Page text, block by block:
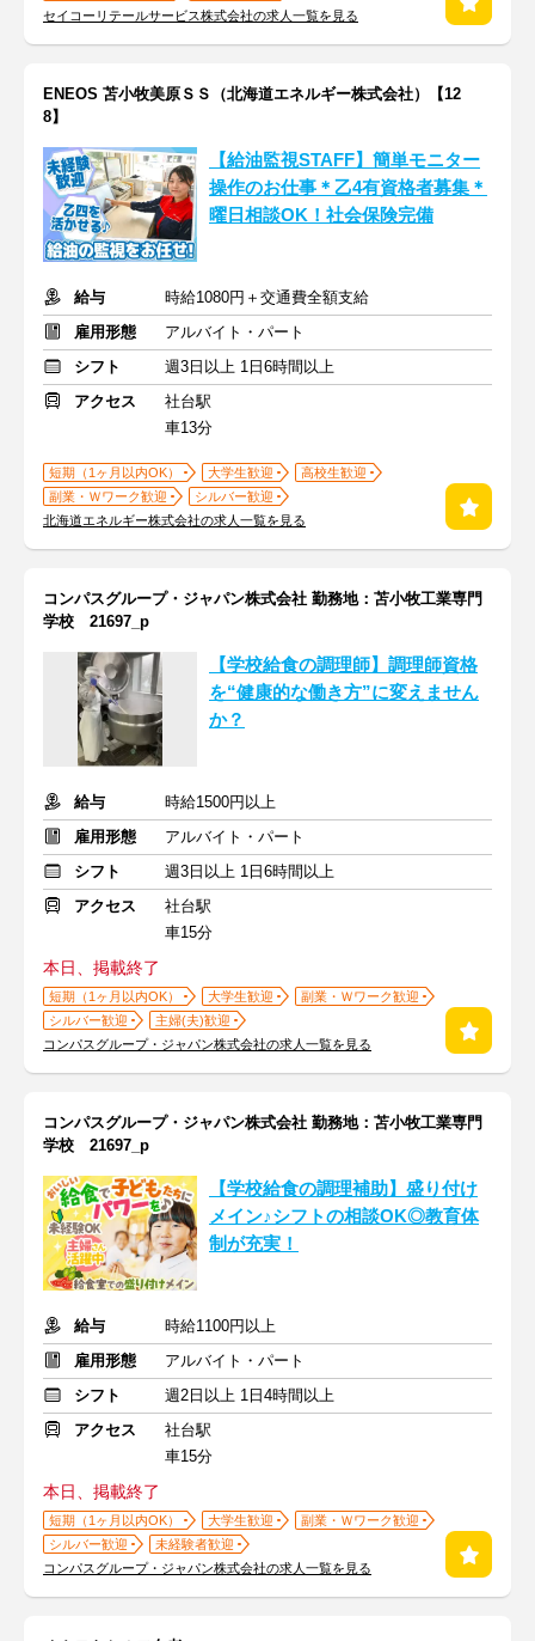
セイコーリテールサービス株式会社の求人一覧を見る
ENEOS 苫小牧美原ＳＳ（北海道エネルギー株式会社）【12
8】
【給油監視STAFF】簡単モニター
操作のお仕事＊乙4有資格者募集＊
曜日相談OK！社会保険完備
給与
時給1080円＋交通費全額支給
雇用形態
アルバイト・パート
シフト
週3日以上 1日6時間以上
アクセス
社台駅
車13分
短期（1ヶ月以内OK） 大学生歓迎
高校生歓迎
副業・Ｗワーク歓迎
シルバー歓迎
北海道エネルギー株式会社の求人一覧を見る
コンパスグループ・ジャパン株式会社 勤務地：苫小牧工業専門
学校 21697_p
【学校給食の調理師】調理師資格
を“健康的な働き方”に変えません
か？
給与
時給1500円以上
雇用形態
アルバイト・パート
シフト
週3日以上 1日6時間以上
アクセス
社台駅
車15分
本日、掲載終了
短期（1ヶ月以内OK） 大学生歓迎
副業・Ｗワーク歓迎
シルバー歓迎
主婦(夫)歓迎
コンパスグループ・ジャパン株式会社の求人一覧を見る
コンパスグループ・ジャパン株式会社 勤務地：苫小牧工業専門
学校 21697_p
【学校給食の調理補助】盛り付け
メイン♪シフトの相談OK◎教育体
制が充実！
給与
時給1100円以上
雇用形態
アルバイト・パート
シフト
週2日以上 1日4時間以上
アクセス
社台駅
車15分
本日、掲載終了
短期（1ヶ月以内OK） 大学生歓迎
副業・Ｗワーク歓迎
シルバー歓迎
未経験者歓迎
コンパスグループ・ジャパン株式会社の求人一覧を見る